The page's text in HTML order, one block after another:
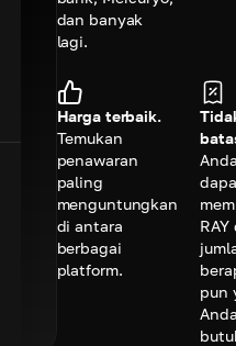
dan banyak
lagi.
Harga terbaik.
Temukan
penawaran
paling
menguntungkan
di antara
berbagai
platform.
RAY
pun